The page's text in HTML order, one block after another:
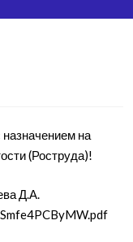
на
(Роструда)!
Д.А.